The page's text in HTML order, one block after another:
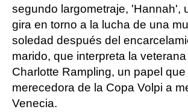
segundo largometraje, 'Hannah',
gira en torno a la lucha de una
soledad después del
marido, que interpreta la
Charlotte Rampling, un papel que
merecedora de la Copa Volpi a
Venecia.